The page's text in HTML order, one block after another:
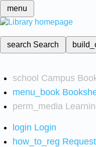
menu
search Search
school Campus
menu_book
perm_media
login Login
how_to_reg